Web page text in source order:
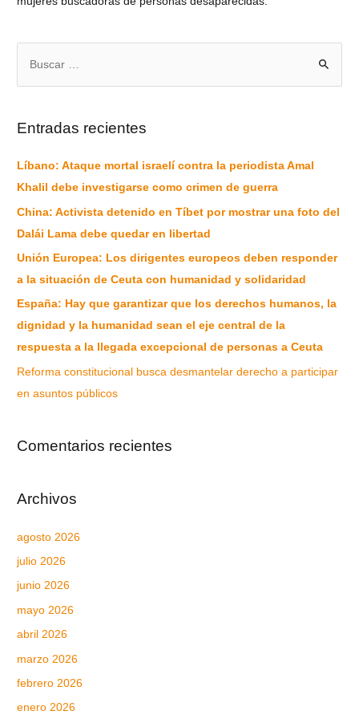
Entradas recientes
Líbano: Ataque mortal israelí contra la periodista Amal
Khalil debe investigarse como crimen de guerra
China: Activista detenido en Tíbet por mostrar una foto del
Dalái Lama debe quedar en libertad
Unión Europea: Los dirigentes europeos deben responder
a la situación de Ceuta con humanidad y solidaridad
España: Hay que garantizar que los derechos humanos, la
dignidad y la humanidad sean el eje central de la
respuesta a la llegada excepcional de personas a Ceuta
Reforma constitucional busca desmantelar derecho a participar
en asuntos públicos
Comentarios recientes
Archivos
agosto 2026
julio 2026
junio 2026
mayo 2026
abril 2026
marzo 2026
febrero 2026
enero 2026